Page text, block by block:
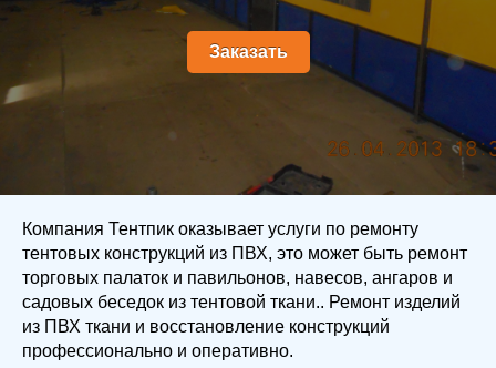
Заказать
Компания Тентпик оказывает услуги по ремонту
тентовых конструкций из ПВХ, это может быть ремонт
торговых палаток и павильонов, навесов, ангаров и
садовых беседок из тентовой ткани.. Ремонт изделий
из ПВХ ткани и восстановление конструкций
профессионально и оперативно.